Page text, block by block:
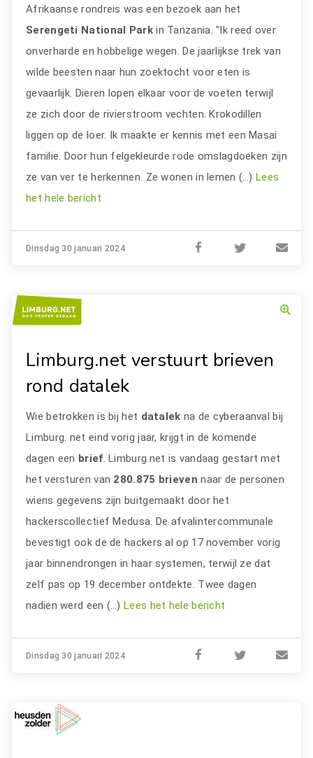
Afrikaanse rondreis was een bezoek aan het
Serengeti National Parkin Tanzania. "Ik reed over
onverharde en hobbelige wegen. De jaarlijkse trek van
wilde beesten naar hun zoektocht voor eten is
gevaarlijk. Dieren lopen elkaar voor de voeten terwijl
ze zich door de rivierstroom vechten. Krokodillen
liggen op de loer. Ik maakte er kennis met een Masai
familie. Door hun felgekleurde rode omslagdoeken zijn
ze van ver te herkennen. Ze wonen in lemen (…)Lees
het hele bericht
Dinsdag 30 januari 2024
Limburg.net verstuurt brieven
rond datalek
Wie betrokken is bij het datalek na de cyberaanval bij
Limburg. net eind vorig jaar, krijgt in de komende
dagen een brief. Limburg.net is vandaag gestart met
het versturen van 280.875 brieven naar de personen
wiens gegevens zijn buitgemaakt door het
hackerscollectief Medusa. De afvalintercommunale
bevestigt ook de de hackers al op 17 november vorig
jaar binnendrongen in haar systemen, terwijl ze dat
zelf pas op 19 december ontdekte. Twee dagen
nadien werd een (…)Lees het hele bericht
Dinsdag 30 januari 2024